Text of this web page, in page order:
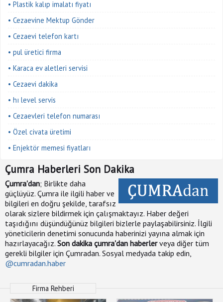
• Plastik kalıp imalatı fiyatı
• Cezaevine Mektup Gönder
• Cezaevi telefon kartı
• pul üretici firma
• Karaca ev aletleri servisi
• Cezaevi dakika
• hı level servis
• Cezaevleri telefon numarası
• Özel civata üretimi
• Enjektör memesi fiyatları
Çumra Haberleri Son Dakika
Çumra'dan; Birlikte daha
güçlüyüz. Çumra ile ilgili haber ve
bilgileri en doğru şekilde, tarafsız
olarak sizlere bildirmek için çalışmaktayız. Haber değeri
taşıdığını düşündüğünüz bilgileri bizlerle paylaşabilirsiniz. İlgili
yöneticilerin denetimi sonucunda haberinizi yayına almak için
hazırlayacağız. Son dakika çumra'dan haberlerveya diğer tüm
gerekli bilgiler için Çumradan. Sosyal medyada takip edin,
@cumradan.haber
Firma Rehberi